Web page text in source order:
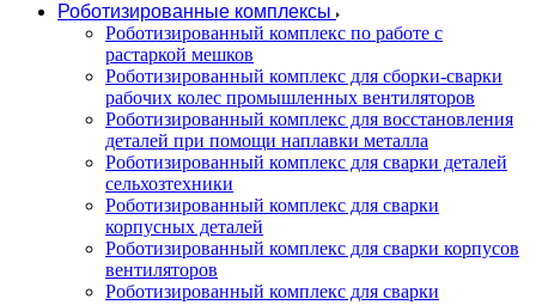
Роботизированные комплексы
Роботизированный комплекс по работе с
растаркой мешков
Роботизированный комплекс для сборки-сварки
рабочих колес промышленных вентиляторов
Роботизированный комплекс для восстановления
деталей при помощи наплавки металла
Роботизированный комплекс для сварки деталей
сельхозтехники
Роботизированный комплекс для сварки
корпусных деталей
Роботизированный комплекс для сварки корпусов
вентиляторов
Роботизированный комплекс для сварки